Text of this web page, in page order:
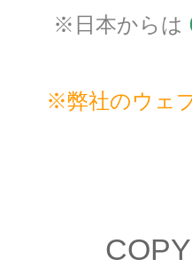
※日本からは
※弊社のウェ